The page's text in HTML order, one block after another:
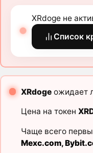
XRdoge не
Список
XRdogeожидает
Цена на токен
Чаще всего
Mexc.com,